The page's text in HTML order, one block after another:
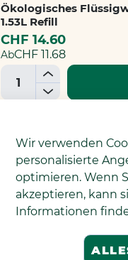
Wir verwenden
personalisierte
optimieren. Wenn
akzeptieren, kann
Informationen
Ökologisches
1.53L Refill
CHF 14.60
AbCHF 11.68
+
-
HINZUFÜGEN
Bestseller